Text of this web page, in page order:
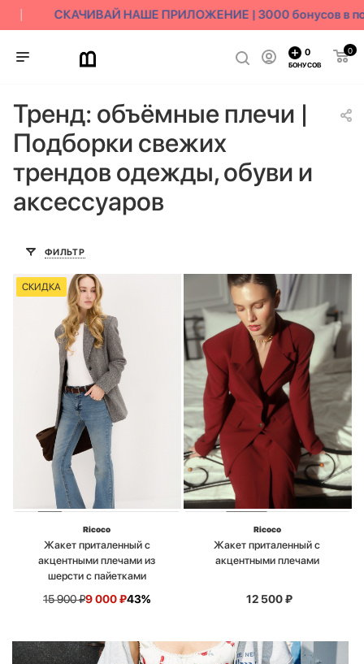
СКАЧИВАЙ НАШЕ ПРИЛОЖЕНИЕ | 3000 бонусов в
0
0
БОНУСОВ
Тренд: объёмные плечи |
Подборки свежих
трендов одежды, обуви и
аксессуаров
ФИЛЬТР
СКИДКА
Ricoco
Жакет приталенный с
акцентными плечами из
шерсти с пайетками
15 900₽9 000₽43%
Ricoco
Жакет приталенный с
акцентными плечами
12 500₽